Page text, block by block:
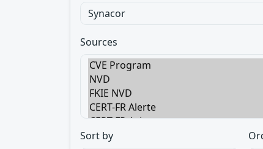
Sources
Sort by